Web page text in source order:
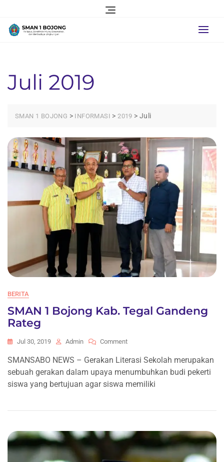
content
Juli 2019
SMAN 1 BOJONG > INFORMASI >2019 >Juli
BERITA
SMAN 1 Bojong Kab. Tegal Gandeng
Rateg
Jul 30, 2019 Admin CommentOn
1
Bojong
Kab.
Rateg
SMANSABO NEWS – Gerakan Literasi Sekolah merupakan
sebuah gerakan dalam upaya menumbuhkan budi pekerti
siswa yang bertujuan agar siswa memiliki